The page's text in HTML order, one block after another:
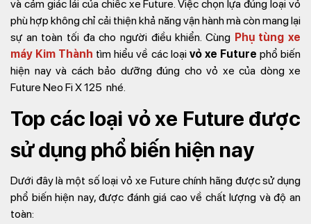
Không có sản phẩm nào trong giỏ hàng
và cảm giác lái của chiếc xe Future. Việc chọn lựa đúng loại vỏ
phù hợp không chỉ cải thiện khả năng vận hành mà còn mang lại
sự an toàn tối đa cho người điều khiển. Cùng Phụ tùng xe
máy Kim Thành tìm hiểu về các loại vỏ xe Future phổ biến
hiện nay và cách bảo dưỡng đúng cho vỏ xe của dòng xe
Future Neo Fi X 125 nhé.
Top các loại vỏ xe Future được
sử dụng phổ biến hiện nay
Dưới đây là một số loại vỏ xe Future chính hãng được sử dụng
phổ biến hiện nay, được đánh giá cao về chất lượng và độ an
toàn: